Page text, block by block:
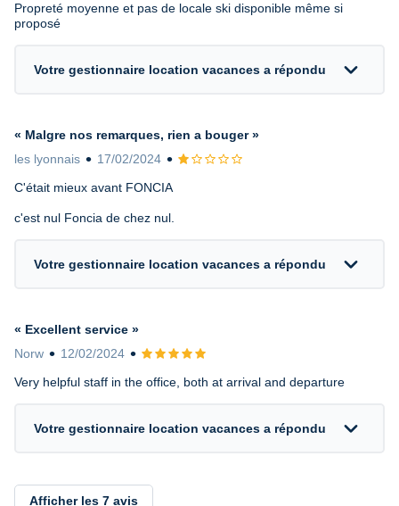
Propreté moyenne et pas de locale ski disponible même si
proposé
Votre gestionnaire location vacances a répondu expand_more
« Malgre nos remarques, rien a bouger »
les lyonnais
17/02/2024
Avis 1 sur 5
C'était mieux avant FONCIA
c'est nul Foncia de chez nul.
Votre gestionnaire location vacances a répondu expand_more
« Excellent service »
Norw
12/02/2024
Avis 5 sur 5
Very helpful staff in the office, both at arrival and departure
Votre gestionnaire location vacances a répondu expand_more
Afficher les 7 avis